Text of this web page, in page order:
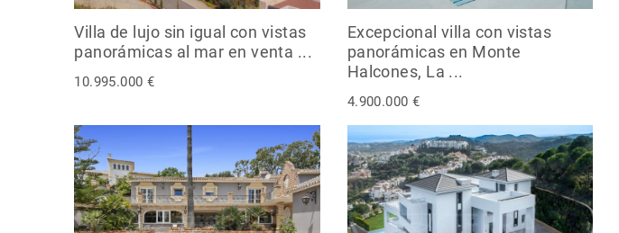
Villa de lujo sin igual con vistas
panorámicas al mar en venta ...
10.995.000 €
Excepcional villa con vistas
panorámicas en Monte
Halcones, La ...
4.900.000 €